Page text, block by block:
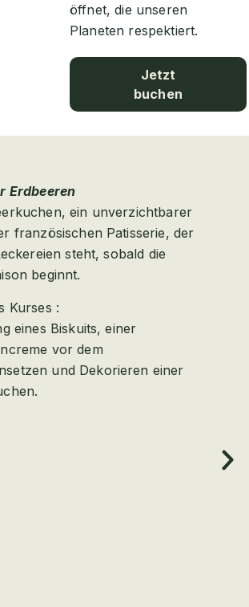
öffnet, die unseren
Planeten respektiert.
Jetzt
buchen
Erdbeeren
ein unverzichtbarer
französischen Patisserie, der
steht, sobald die
beginnt.
Kurses :
eines Biskuits, einer
vor dem
und Dekorieren einer